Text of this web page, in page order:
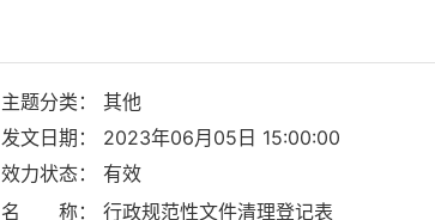
主题分类： 其他
发文日期： 2023年06月05日 15:00:00
效力状态： 有效
名 称： 行政规范性文件清理登记表